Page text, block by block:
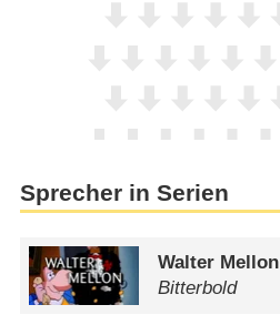
Sprecher in Serien
Walter Mellon
Bitterbold